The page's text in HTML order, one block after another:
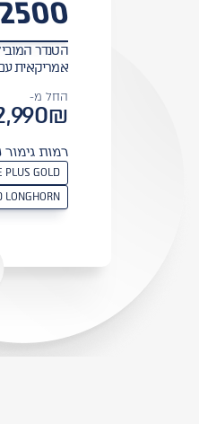
אמריקאית
החל מ-
רמות
PLUS GOLD
LONGHORN